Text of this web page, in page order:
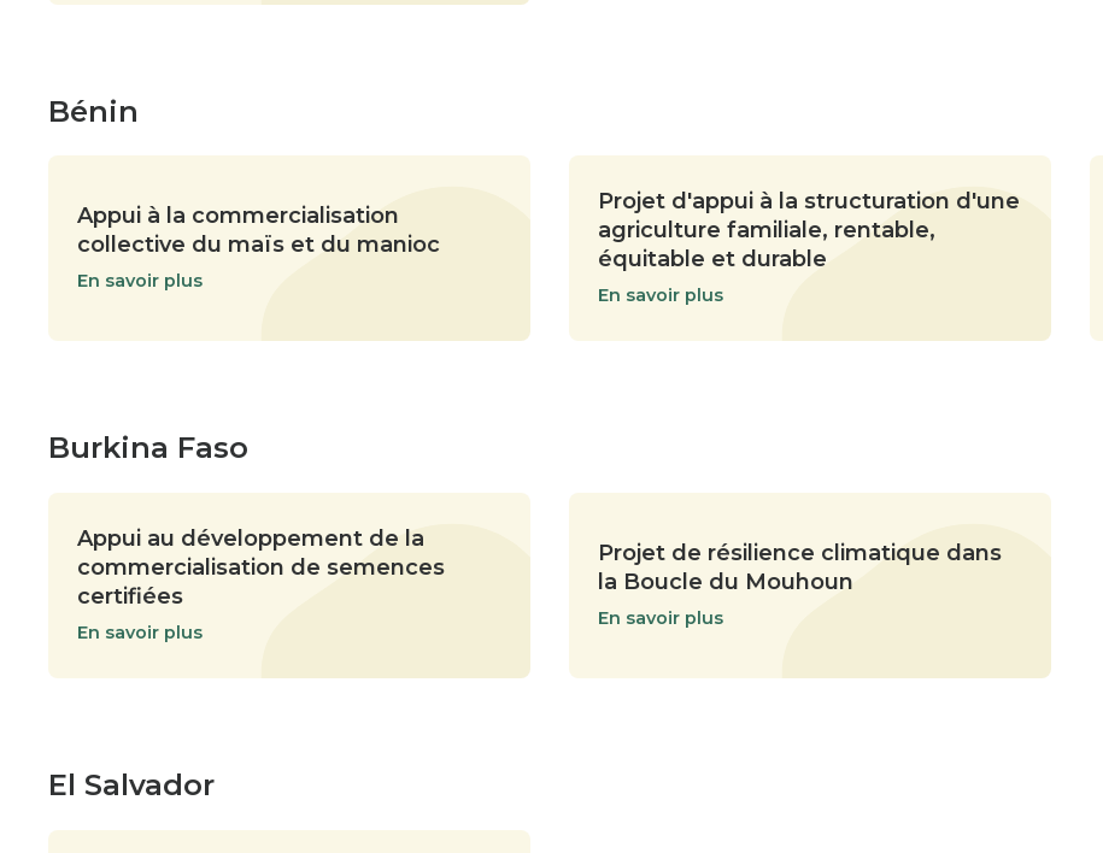
Bénin
Appui à la commercialisation
collective du maïs et du manioc
En savoir plus
Projet d'appui à la structuration d'une
agriculture familiale, rentable,
équitable et durable
En savoir plus
Burkina Faso
Appui au développement de la
commercialisation de semences
certifiées
En savoir plus
Projet de résilience climatique dans
la Boucle du Mouhoun
En savoir plus
El Salvador